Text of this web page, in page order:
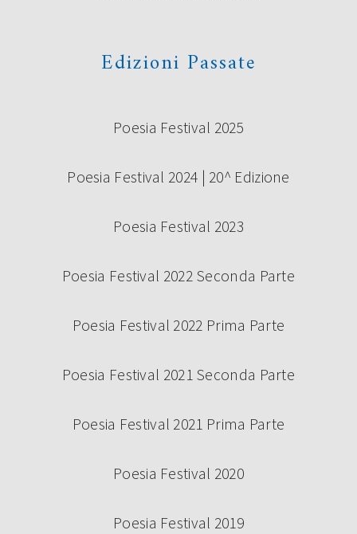
Edizioni Passate
Poesia Festival 2025
Poesia Festival 2024 | 20^ Edizione
Poesia Festival 2023
Poesia Festival 2022 Seconda Parte
Poesia Festival 2022 Prima Parte
Poesia Festival 2021 Seconda Parte
Poesia Festival 2021 Prima Parte
Poesia Festival 2020
Poesia Festival 2019